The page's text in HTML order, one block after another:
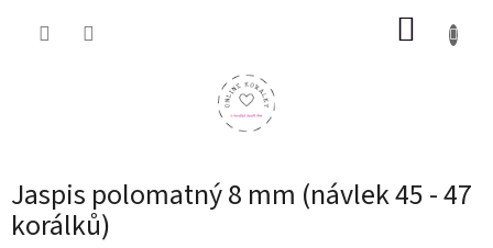
Jaspis polomatný 8 mm (návlek 45 - 47
korálků)